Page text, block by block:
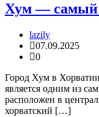
Хум — самый
lazily
07.09.2025
0
Город Хум в
является одним из
расположен в
хорватский […]